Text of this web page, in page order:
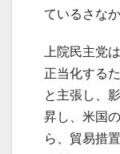
ているさな
上院民主党
正当化する
と主張し、
昇し、米国
ら、貿易措